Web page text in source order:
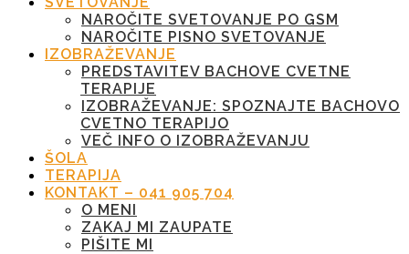
NAROČITE SVETOVANJE PO GSM
NAROČITE PISNO SVETOVANJE
IZOBRAŽEVANJE
PREDSTAVITEV BACHOVE CVETNE
TERAPIJE
IZOBRAŽEVANJE: SPOZNAJTE BACHOVO
CVETNO TERAPIJO
VEČ INFO O IZOBRAŽEVANJU
ŠOLA
TERAPIJA
KONTAKT – 041 905 704
O MENI
ZAKAJ MI ZAUPATE
PIŠITE MI